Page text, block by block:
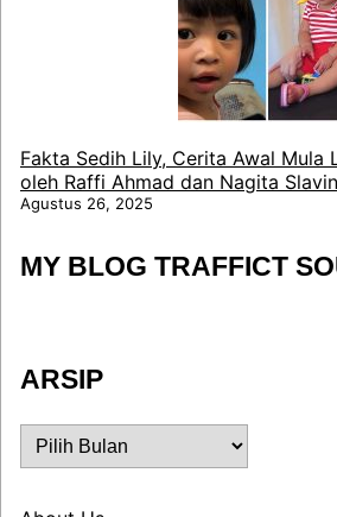
Fakta Sedih Lily, Cerita Awal Mula
oleh Raffi Ahmad dan Nagita
Agustus 26, 2025
MY BLOG TRAFFICT
ARSIP
ARSIP